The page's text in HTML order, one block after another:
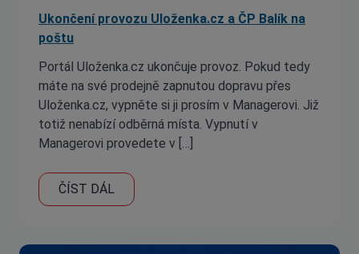
Ukončení provozu Uloženka.cz a ČP Balík na
poštu
Portál Uloženka.cz ukončuje provoz. Pokud tedy
máte na své prodejně zapnutou dopravu přes
Uloženka.cz, vypněte si ji prosím v Managerovi. Již
totiž nenabízí odběrná místa. Vypnutí v
Managerovi provedete v […]
ČÍST DÁL